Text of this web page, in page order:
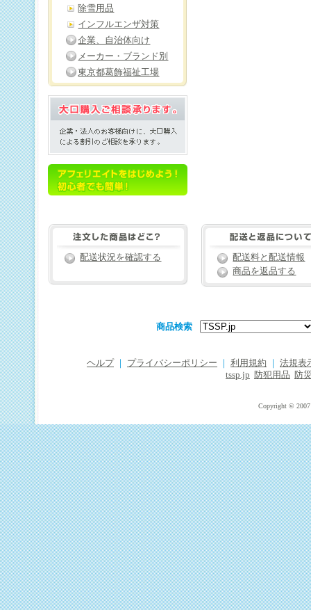
除雪用品
インフルエンザ対策
企業、自治体向け
メーカー・ブランド別
東京都葛飾福祉工場
配送状況を確認する
配送料と配送情報
商品を返品する
商品検索
ヘルプ プライバシーポリシー 利用規約
法規表
tssp.jp
防犯用品 防
Copyright © 2007